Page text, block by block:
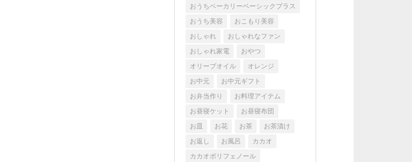
おうちベーカリーベーシックプラス
おうち美容 おこもり美容
おしゃれ おしゃれなファン
おしゃれ家電 おやつ
オリーブオイル オレンジ
お中元 お中元ギフト
お弁当作り お料理アイテム
お昼寝ケット お昼寝布団
お皿 お花 お茶 お茶漬け
お返し お風呂 カカオ
カカオポリフェノール